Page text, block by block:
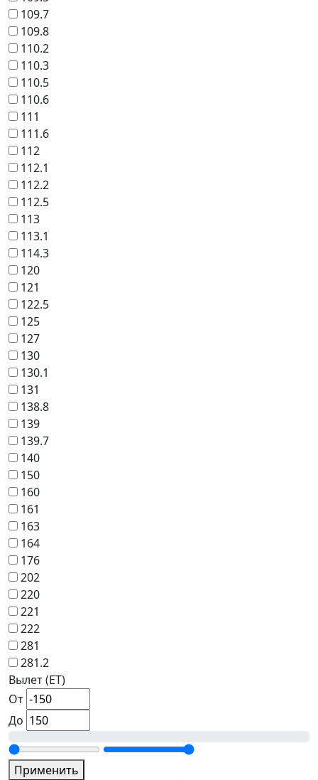
109.7
109.8
110.2
110.3
110.5
110.6
111
111.6
112
112.1
112.2
112.5
113
113.1
114.3
120
121
122.5
125
127
130
130.1
131
138.8
139
139.7
140
150
160
161
163
164
176
202
220
221
222
281
281.2
Вылет (ET)
От
До
Применить